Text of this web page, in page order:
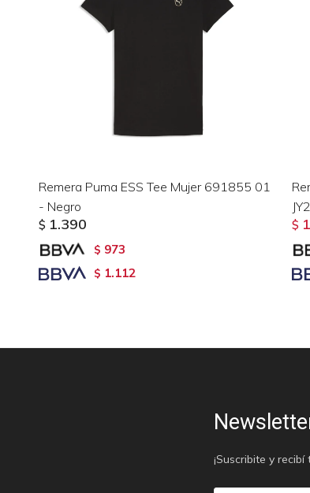
Remera Puma ESS Tee Mujer 691855 01
- Negro
$ 1.390
$ 973
$ 1.112
$
¡Suscribite y